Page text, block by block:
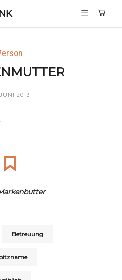
2013
Betreuung